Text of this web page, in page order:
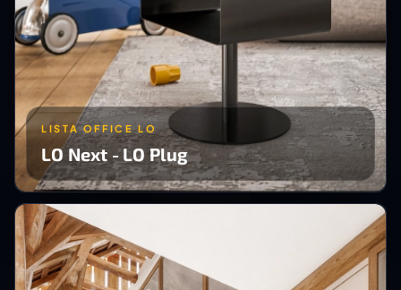
LISTA OFFICE LO
LO Next - LO Plug